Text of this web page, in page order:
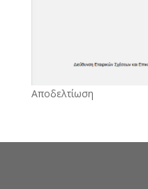
Αποδελτίωση